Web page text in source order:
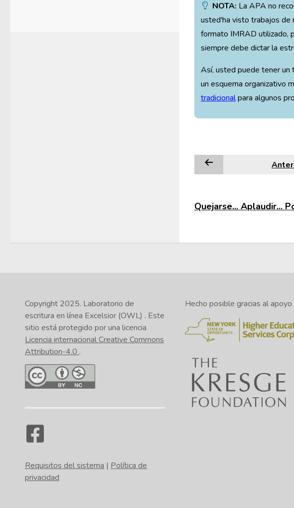
NOTA: La APA no
usted'ha visto trabajos de
formato IMRAD utilizado,
siempre debe dictar la
Así, usted puede tener un
un esquema organizativo
tradicionalpara algunos
Quejarse... Aplaudir...
Copyright 2025. Laboratorio de
escritura en línea Excelsior (OWL) . Este
sitio está protegido por una licencia
Licencia internacional Creative Commons
Attribution-4.0 .
Requisitos del sistema | Política de
privacidad
Hecho posible gracias al apoyo